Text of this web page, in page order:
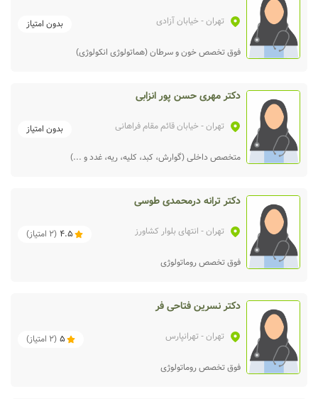
تهران- خیابان آزادی بدون امتیاز
فوق تخصص خون و سرطان (هماتولوژی انکولوژی)
دکتر مهری حسن پور انزابی
تهران- خیابان قائم مقام فراهانی بدون امتیاز
متخصص داخلی (گوارش، کبد، کلیه، ریه، غدد و ...)
دکتر ترانه درمحمدی طوسی
تهران- انتهای بلوار کشاورز 4.5
(
2 امتیاز)
فوق تخصص روماتولوژی
دکتر نسرین فتاحی فر
تهران- تهرانپارس 5
(
2 امتیاز)
فوق تخصص روماتولوژی